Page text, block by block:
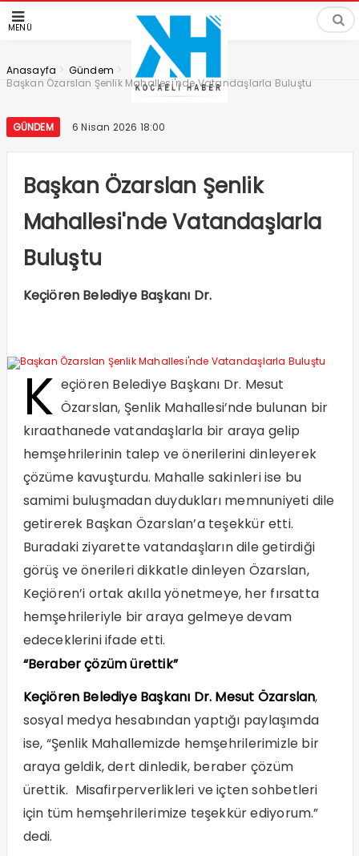
MENÜ
Anasayfa > Gündem >
Başkan Özarslan Şenlik Mahallesi'nde Vatandaşlarla Buluştu
GÜNDEM 6 Nisan 2026 18:00
Başkan Özarslan Şenlik
Mahallesi'nde Vatandaşlarla
Buluştu
Keçiören Belediye Başkanı Dr.
K eçiören Belediye Başkanı Dr. Mesut
Özarslan, Şenlik Mahallesi’nde bulunan bir
kıraathanede vatandaşlarla bir araya gelip
hemşehrilerinin talep ve önerilerini dinleyerek
çözüme kavuşturdu. Mahalle sakinleri ise bu
samimi buluşmadan duydukları memnuniyeti dile
getirerek Başkan Özarslan’a teşekkür etti.
Buradaki ziyarette vatandaşların dile getirdiği
görüş ve önerileri dikkatle dinleyen Özarslan,
Keçiören’i ortak akılla yönetmeye, her fırsatta
hemşehrileriyle bir araya gelmeye devam
edeceklerini ifade etti.
“Beraber çözüm ürettik”
Keçiören Belediye Başkanı Dr. Mesut Özarslan,
sosyal medya hesabından yaptığı paylaşımda
ise, “Şenlik Mahallemizde hemşehrilerimizle bir
araya geldik, dert dinledik, beraber çözüm
ürettik. Misafirperverlikleri ve içten sohbetleri
için tüm hemşehrilerimize teşekkür ediyorum.”
dedi.